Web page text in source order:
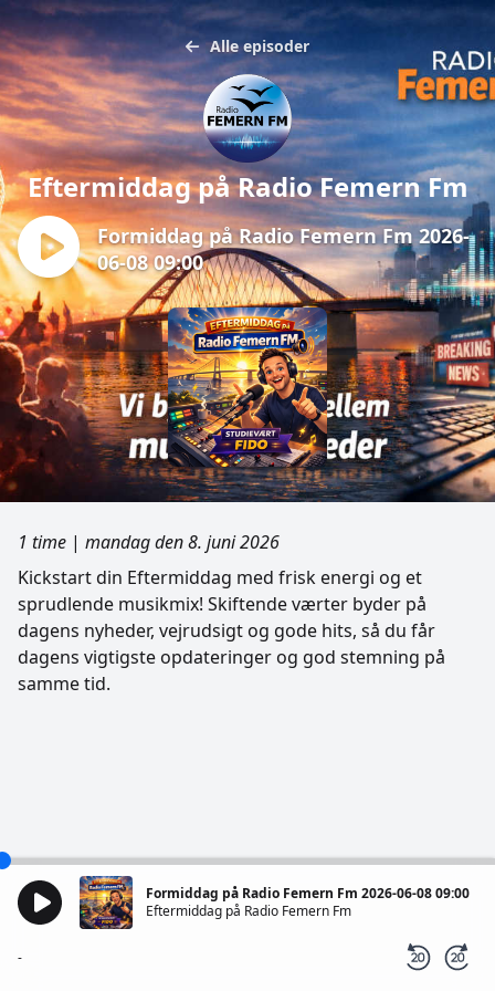
Alle episoder
Eftermiddag på Radio Femern Fm
Formiddag på Radio Femern Fm 2026-
06-08 09:00
1 time | mandag den 8. juni 2026
Kickstart din Eftermiddag med frisk energi og et
sprudlende musikmix! Skiftende værter byder på
dagens nyheder, vejrudsigt og gode hits, så du får
dagens vigtigste opdateringer og god stemning på
samme tid.
Formiddag på Radio Femern Fm 2026-06-08 09:00
Eftermiddag på Radio Femern Fm
-